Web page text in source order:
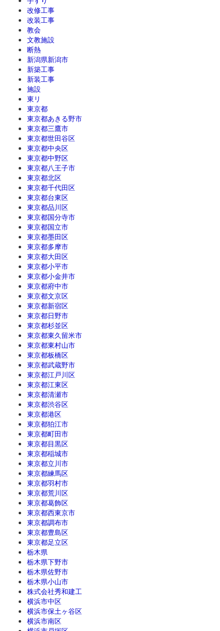
改修工事
改装工事
教会
文教施設
断熱
新潟県新潟市
新築工事
新装工事
施設
東リ
東京都
東京都あきる野市
東京都三鷹市
東京都世田谷区
東京都中央区
東京都中野区
東京都八王子市
東京都北区
東京都千代田区
東京都台東区
東京都品川区
東京都国分寺市
東京都国立市
東京都墨田区
東京都多摩市
東京都大田区
東京都小平市
東京都小金井市
東京都府中市
東京都文京区
東京都新宿区
東京都日野市
東京都杉並区
東京都東久留米市
東京都東村山市
東京都板橋区
東京都武蔵野市
東京都江戸川区
東京都江東区
東京都清瀬市
東京都渋谷区
東京都港区
東京都狛江市
東京都町田市
東京都目黒区
東京都稲城市
東京都立川市
東京都練馬区
東京都羽村市
東京都荒川区
東京都葛飾区
東京都西東京市
東京都調布市
東京都豊島区
東京都足立区
栃木県
栃木県下野市
栃木県佐野市
栃木県小山市
株式会社秀和建工
横浜市中区
横浜市保土ヶ谷区
横浜市南区